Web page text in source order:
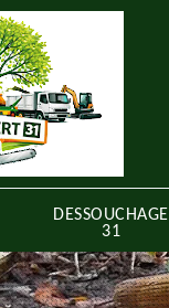
DESSOUCHAGE
31